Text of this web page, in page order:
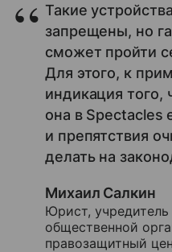
Такие
запрещены, но
сможет пройти
Для этого, к
индикация того,
она в Spectacles
и препятствия
делать на
Михаил Салкин
Юрист,
общественной
правозащитный